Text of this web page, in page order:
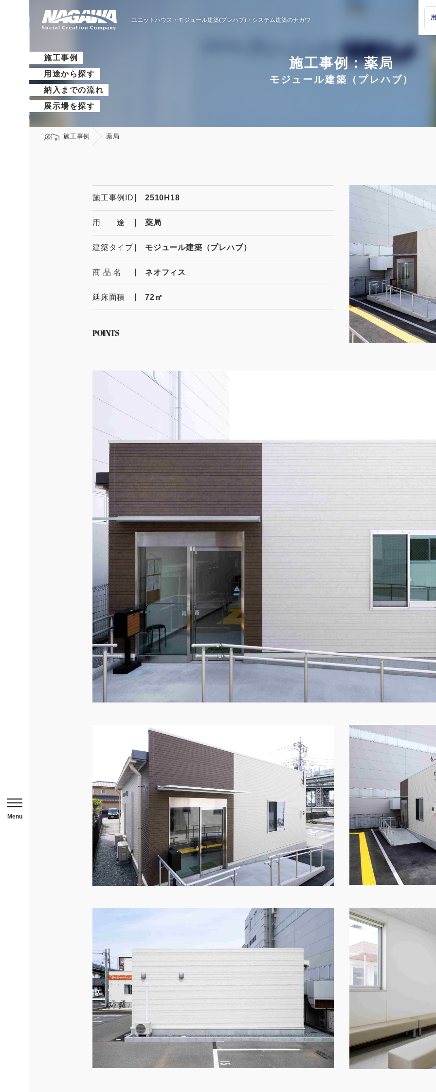
メニューを開閉する
Menu
お問い合わせはこちら
0120-09-
営業時間AM 9:00〜
土日祝日を除く
事務所・作業場
倉庫・工場
店舗
ガレージ・物置
勉強部屋・子供部屋
休憩室・喫煙室
中古品
製品特長と納入までの流れ
モジュール建築（プレハブ）
システム建築
危険物保管庫
ナガワについて
展示場を探す
あなたにナガ
Webカタログ
会社概要
よくあるご質問
お問い合わせ
ユニットハウス・モジュール建築(プレハブ)・ システム建築のナガワ
施工事例
用途から探す
納入までの流れ
展示場を探す
施工事例：薬局
モジュール建築（プレハブ）
施工事例 薬局
施工事例ID 2510H18
用 途 薬局
建築タイプ モジュール建築（プレハブ）
商 品 名 ネオフィス
延床面積 72㎡
POINTS